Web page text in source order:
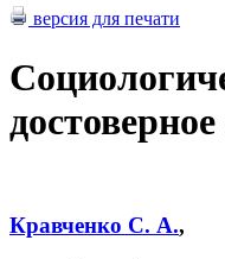
версия для печати
Кравченко С. А.,